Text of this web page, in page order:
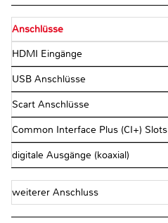
Anschlüsse
HDMI Eingänge
USB Anschlüsse
Scart Anschlüsse
Common Interface Plus (CI+) Slots
digitale Ausgänge (koaxial)
weiterer Anschluss